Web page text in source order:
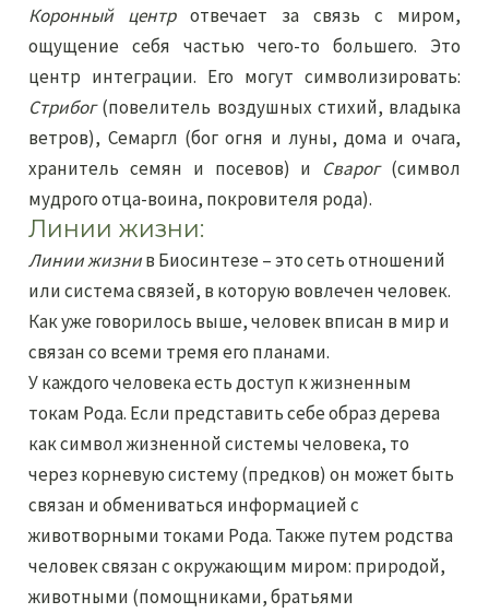
Коронный центротвечает за связь с миром,
ощущение себя частью чего-то большего. Это
центр интеграции. Его могут символизировать:
Стрибог(повелитель воздушных стихий, владыка
ветров), Семаргл (бог огня и луны, дома и очага,
хранитель семян и посевов) и Сварог(символ
мудрого отца-воина, покровителя рода).
Линии жизни:
Линии жизнив Биосинтезе – это сеть отношений
или система связей, в которую вовлечен человек.
Как уже говорилось выше, человек вписан в мир и
связан со всеми тремя его планами.
У каждого человека есть доступ к жизненным
токам Рода. Если представить себе образ дерева
как символ жизненной системы человека, то
через корневую систему (предков) он может быть
связан и обмениваться информацией с
животворными токами Рода. Также путем родства
человек связан с окружающим миром: природой,
животными (помощниками, братьями